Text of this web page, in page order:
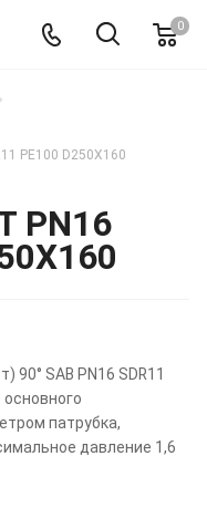
0
PE100 D250X160
PN16
90° SAB PN16 SDR11
патрубка,
давление 1,6